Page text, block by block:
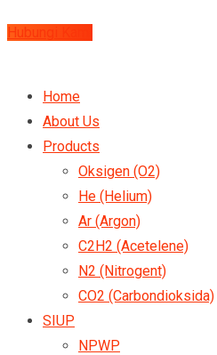
Hubungi Kami
Home
About Us
Products
Oksigen (O2)
He (Helium)
Ar (Argon)
C2H2 (Acetelene)
N2 (Nitrogent)
CO2 (Carbondioksida)
SIUP
NPWP